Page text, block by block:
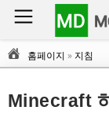
MD
홈페이지 » 지침
Minecraft